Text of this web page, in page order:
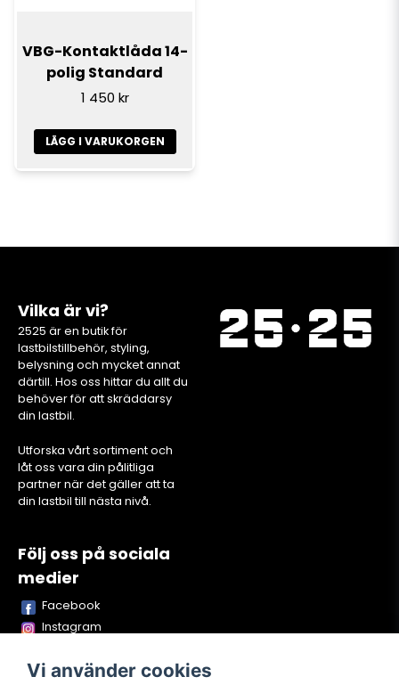
VBG-Kontaktlåda 14-
polig Standard
1 450 kr
LÄGG I VARUKORGEN
Vilka är vi?
2525 är en butik för
lastbilstillbehör, styling,
belysning och mycket annat
därtill. Hos oss hittar du allt du
behöver för att skräddarsy
din lastbil.
Utforska vårt sortiment och
låt oss vara din pålitliga
partner när det gäller att ta
din lastbil till nästa nivå.
Följ oss på sociala
medier
Facebook
Instagram
TikTok
Vi använder cookies